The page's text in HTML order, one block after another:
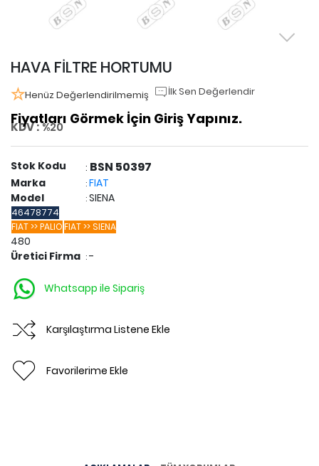
HAVA FİLTRE HORTUMU
Henüz Değerlendirilmemiş İlk Sen Değerlendir
Fiyatları Görmek İçin Giriş Yapınız.
KDV :%20
Stok Kodu : BSN 50397
Marka : FIAT
Model
: SIENA
46478774
FIAT >> PALIOFIAT >> SIENA
480
Üretici Firma : -
Whatsapp ile Sipariş
Karşılaştırma Listene Ekle
Favorilerime Ekle